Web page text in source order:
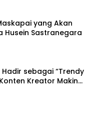
yang Akan
Husein Sastranegara
Hadir sebagai “Trendy
Kreator Makin